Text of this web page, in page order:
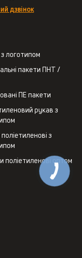
дзвінок
логотипом
пакети ПНТ /
ПЕ пакети
рукав з
з
поліетиленові оптом